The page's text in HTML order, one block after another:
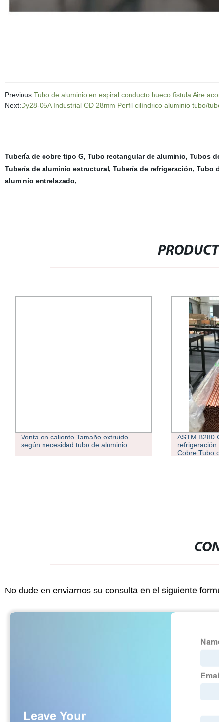
Previous:Tubo de aluminio en espiral conducto hueco fístula Aire
Next:Dy28-05A Industrial OD 28mm Perfil cilíndrico aluminio tubo/
Tubería de cobre tipo G, Tubo rectangular de aluminio, Tubos
Tubería de aluminio estructural, Tubería de refrigeración, Tubo
aluminio entrelazado,
ASTM B280 C44300 HAVC tubo para
refrigeración intercambiador de calor
Venta
de hierro
bajo precio
No dude en enviarnos su consulta en el siguiente